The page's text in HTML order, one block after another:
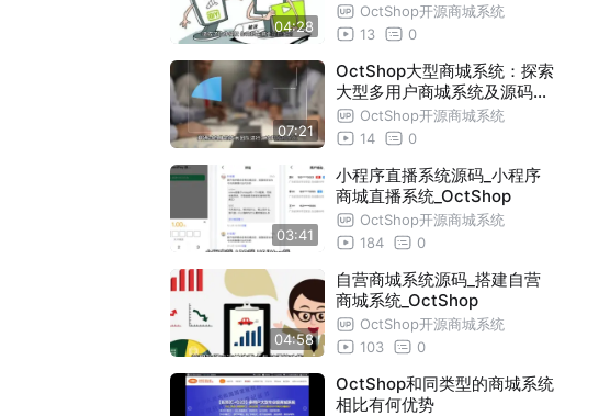
04:28
OctShop开源商城系统
13
0
07:21
OctShop大型商城系统：探索
大型多用户商城系统及源码报
价 OctShop开源商城系统
14
0
03:41
小程序直播系统源码_小程序
商城直播系统_OctShop
OctShop开源商城系统
184
0
04:58
自营商城系统源码_搭建自营
商城系统_OctShop
OctShop开源商城系统
103
0
OctShop和同类型的商城系统
相比有何优势